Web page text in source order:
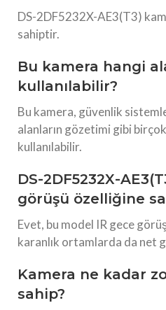
DS-2DF5232X-AE3(T3)
sahiptir.
Bu kamera hangi
kullanılabilir?
Bu kamera, güvenlik
alanların gözetimi gibi
kullanılabilir.
DS-2DF5232X-
görüşü özelliğine
Evet, bu model IR gece
karanlık ortamlarda da net
Kamera ne kadar
sahip?